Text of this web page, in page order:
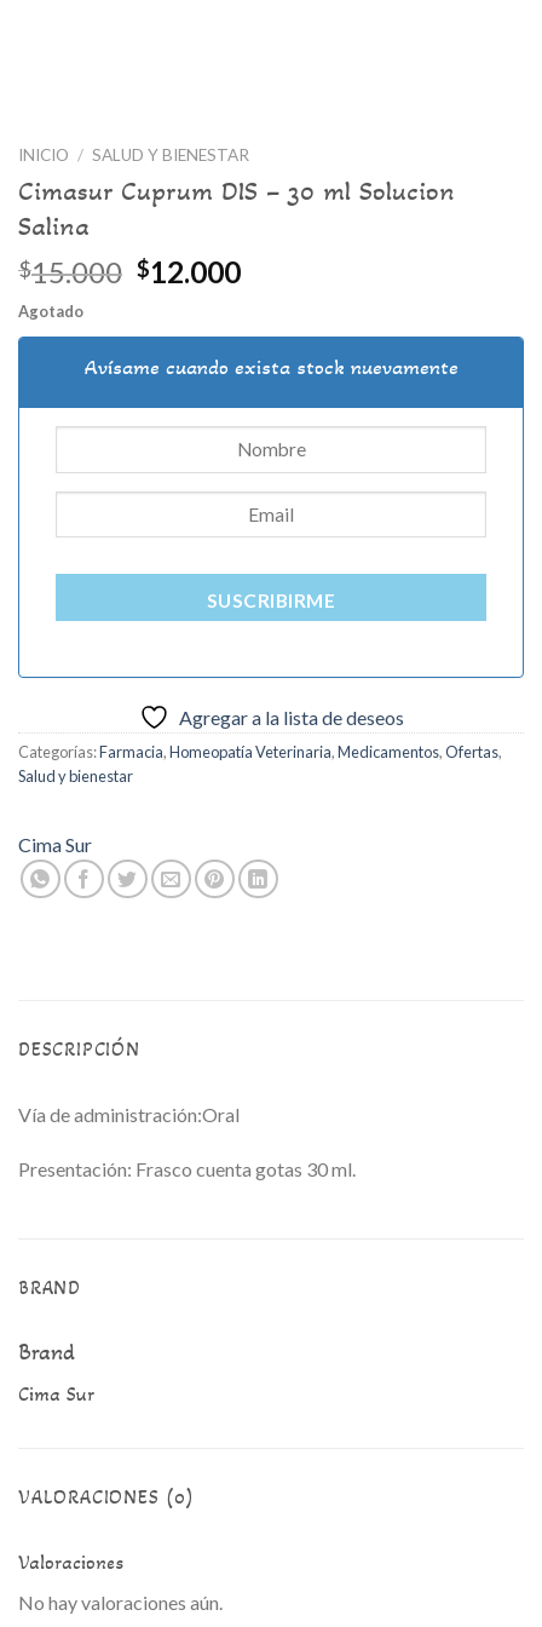
INICIO / SALUD Y BIENESTAR
Cimasur Cuprum DIS – 30 ml Solucion
Salina
$15.000 El
original
era:
$12.000El
actual
es:
Agotado
Avísame cuando exista stock nuevamente
SUSCRIBIRME
Agregar a la lista de deseos
Categorías:Farmacia,Homeopatía Veterinaria,Medicamentos,Ofertas,
Salud y bienestar
Cima Sur
DESCRIPCIÓN
Vía de administración:Oral
Presentación: Frasco cuenta gotas 30 ml.
BRAND
Brand
Cima Sur
VALORACIONES (0)
Valoraciones
No hay valoraciones aún.